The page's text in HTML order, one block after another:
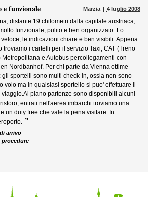
e funzionale Marzia 4 luglio 2008
distante 19 chilometri dalla capitale austriaca,
funzionale, pulito e ben organizzato. Lo
le indicazioni chiare e ben visibili. Appena
troviamo i cartelli per il servizio Taxi, CAT (Treno
Metropolitana e Autobus percollegamenti con
Nordbanhof. Per chi parte da Vienna ottime
sportelli sono multi check-in, ossia non sono
volo ma in qualsiasi sportello si puo' effettuare il
piano partenze sono disponibili alcuni
entrati nell'aerea imbarchi troviamo una
un duty free che vale la pena visitare. In
”
arrivo
procedure